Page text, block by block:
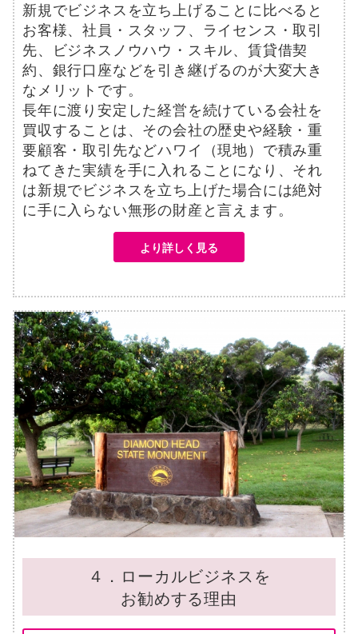
新規でビジネスを立ち上げることに比べると
お客様、社員・スタッフ、ライセンス・取引
先、ビジネスノウハウ・スキル、賃貸借契
約、銀行口座などを引き継げるのが大変大き
なメリットです。
長年に渡り安定した経営を続けている会社を
買収することは、その会社の歴史や経験・重
要顧客・取引先などハワイ（現地）で積み重
ねてきた実績を手に入れることになり、それ
は新規でビジネスを立ち上げた場合には絶対
に手に入らない無形の財産と言えます。
より詳しく見る
４．ローカルビジネスを
お勧めする理由